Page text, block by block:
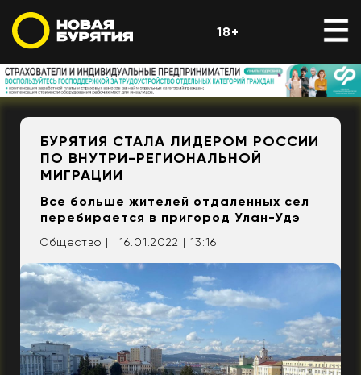
18+
БУРЯТИЯ СТАЛА ЛИДЕРОМ РОССИИ
ПО ВНУТРИ-РЕГИОНАЛЬНОЙ
МИГРАЦИИ
Все больше жителей отдаленных сел
перебирается в пригород Улан-Удэ
Общество | 16.01.2022 | 13:16